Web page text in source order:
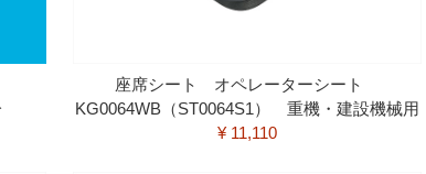
座席シート オペレーターシート
KG0064WB（ST0064S1） 重機・建設機械用
¥ 11,110